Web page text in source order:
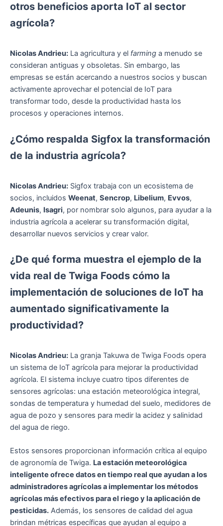
otros beneficios aporta IoT al sector
agrícola?
Nicolas Andrieu: La agricultura y el farming a menudo se
consideran antiguas y obsoletas. Sin embargo, las
empresas se están acercando a nuestros socios y buscan
activamente aprovechar el potencial de IoT para
transformar todo, desde la productividad hasta los
procesos y operaciones internos.
¿Cómo respalda Sigfox la transformación
de la industria agrícola?
Nicolas Andrieu: Sigfox trabaja con un ecosistema de
socios, incluidos Weenat, Sencrop, Libelium, Evvos,
Adeunis, Isagri, por nombrar solo algunos, para ayudar a la
industria agrícola a acelerar su transformación digital,
desarrollar nuevos servicios y crear valor.
¿De qué forma muestra el ejemplo de la
vida real de Twiga Foods cómo la
implementación de soluciones de IoT ha
aumentado significativamente la
productividad?
Nicolas Andrieu: La granja Takuwa de Twiga Foods opera
un sistema de IoT agrícola para mejorar la productividad
agrícola. El sistema incluye cuatro tipos diferentes de
sensores agrícolas: una estación meteorológica integral,
sondas de temperatura y humedad del suelo, medidores de
agua de pozo y sensores para medir la acidez y salinidad
del agua de riego.
Estos sensores proporcionan información crítica al equipo
de agronomía de Twiga. La estación meteorológica
inteligente ofrece datos en tiempo real que ayudan a los
administradores agrícolas a implementar los métodos
agrícolas más efectivos para el riego y la aplicación de
pesticidas. Además, los sensores de calidad del agua
brindan métricas específicas que ayudan al equipo a